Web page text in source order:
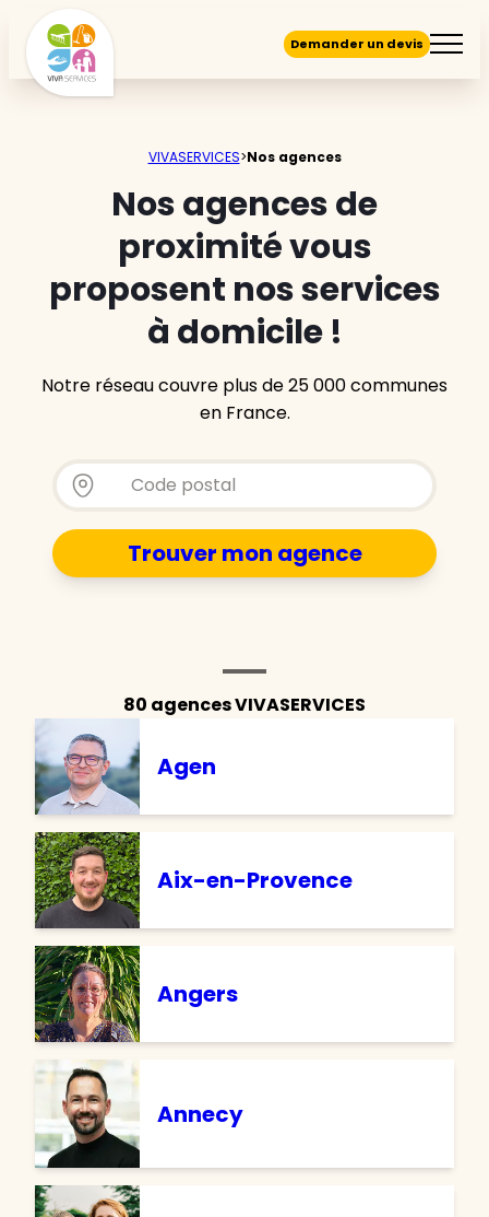
Demander un devis
VIVASERVICES>Nos agences
Nos agences de
proximité vous
proposent nos services
à domicile !
Notre réseau couvre plus de 25 000 communes
en France.
Store locator - Autocompletion
Rechercher
Trouver mon agence
80 agences VIVASERVICES
Agen
Aix-en-Provence
Angers
Annecy